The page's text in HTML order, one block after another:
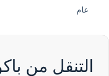
عام
التنقل من